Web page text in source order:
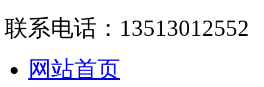
联系电话： 13513012552
网站首页